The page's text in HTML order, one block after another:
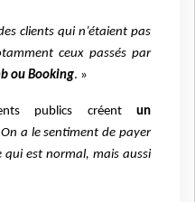
clients qui n’étaient pas
ceux passés par
ou Booking. »
publics créentun
On a le sentiment de payer
qui est normal, mais aussi